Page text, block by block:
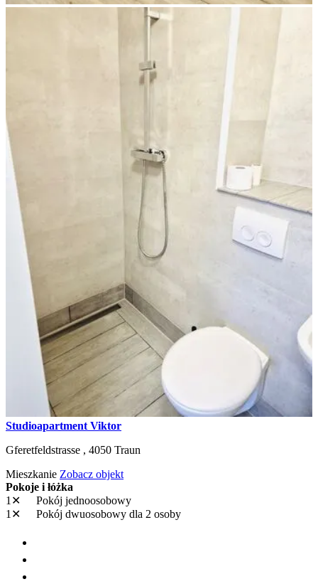
Studioapartment Viktor
Gferetfeldstrasse , 4050 Traun
Mieszkanie Zobacz objekt
Pokoje i łóżka
1✕
Pokój jednoosobowy
1✕
Pokój dwuosobowy dla 2 osoby